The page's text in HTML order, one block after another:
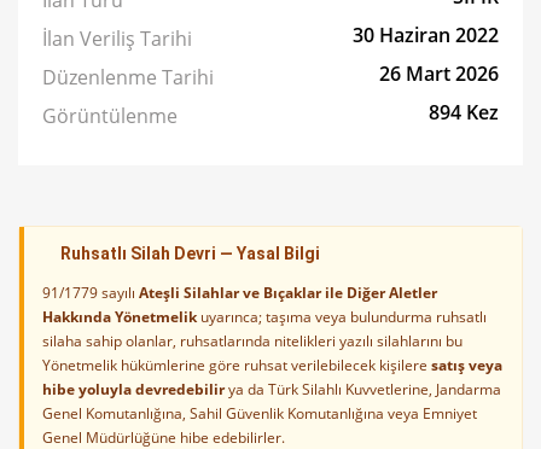
İlan Veriliş Tarihi
30 Haziran 2022
Düzenlenme Tarihi
26 Mart 2026
Görüntülenme
894 Kez
Ruhsatlı Silah Devri — Yasal Bilgi
91/1779 sayılı Ateşli Silahlar ve Bıçaklar ile Diğer Aletler
Hakkında Yönetmelikuyarınca; taşıma veya bulundurma ruhsatlı
silaha sahip olanlar, ruhsatlarında nitelikleri yazılı silahlarını bu
Yönetmelik hükümlerine göre ruhsat verilebilecek kişilere satış veya
hibe yoluyla devredebilirya da Türk Silahlı Kuvvetlerine, Jandarma
Genel Komutanlığına, Sahil Güvenlik Komutanlığına veya Emniyet
Genel Müdürlüğüne hibe edebilirler.